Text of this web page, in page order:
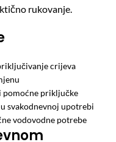
rukovanje.
crijeva
pomoćne priključke
svakodnevnoj upotrebi
vodovodne potrebe